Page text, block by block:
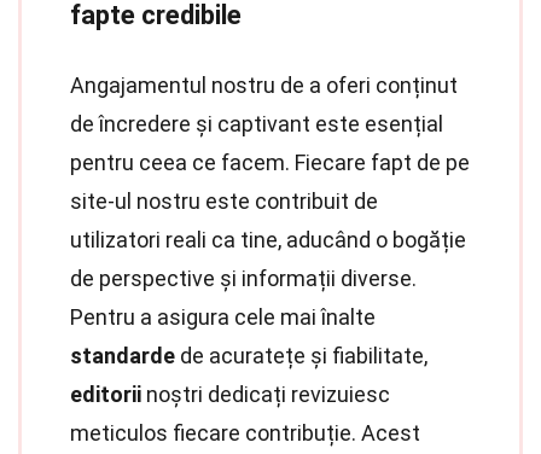
fapte credibile
Angajamentul nostru de a oferi conținut
de încredere și captivant este esențial
pentru ceea ce facem. Fiecare fapt de pe
site-ul nostru este contribuit de
utilizatori reali ca tine, aducând o bogăție
de perspective și informații diverse.
Pentru a asigura cele mai înalte
standarde de acuratețe și fiabilitate,
editorii noștri dedicați revizuiesc
meticulos fiecare contribuție. Acest